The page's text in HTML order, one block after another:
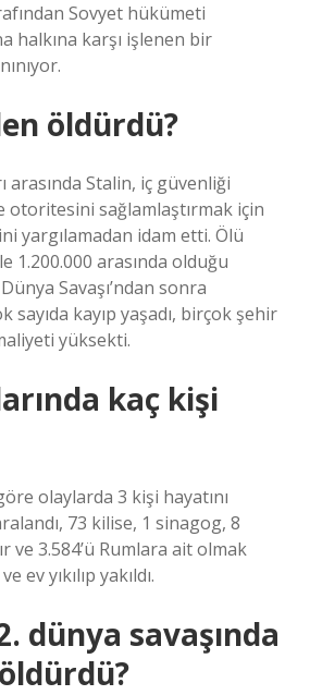
Sovyet hükümeti
halkına karşı işlenen bir
öldürdü?
arasında Stalin, iç güvenliği
otoritesini sağlamlaştırmak için
yargılamadan idam etti. Ölü
1.200.000 arasında olduğu
Savaşı’ndan sonra
sayıda kayıp yaşadı, birçok şehir
yüksekti.
kaç kişi
olaylarda 3 kişi hayatını
73 kilise, 1 sinagog, 8
ve 3.584’ü Rumlara ait olmak
ev yıkılıp yakıldı.
dünya savaşında